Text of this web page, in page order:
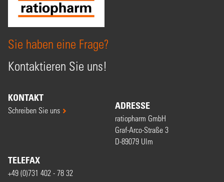
Sie haben eine Frage?
Kontaktieren Sie uns!
KONTAKT
Schreiben Sie uns ADRESSE
ratiopharm GmbH
Graf-Arco-Straße 3
D-89079 Ulm
TELEFAX
+49 (0)731 402 - 78 32